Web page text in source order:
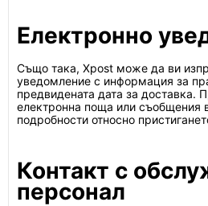
Електронно
Също така, Xpost може да ви
уведомление с информация за
предвидената дата за доставка.
електронна поща или съобщения
подробности относно
Контакт с
персонал